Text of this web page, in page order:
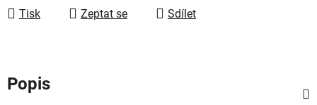
Tisk Zeptat se Sdílet
Popis